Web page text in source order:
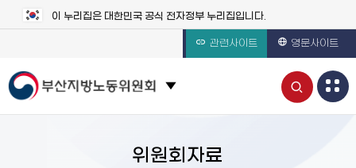
이 누리집은 대한민국 공식 전자정부 누리집입니다.
관련사이트 영문사이트
관련 사이트 목록 보기
통
합
위원회자료